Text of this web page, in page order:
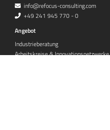
info@refocus-consulting.com
+49 241 945 770 - 0
Angebot
Industrieberatung
Arbeitskreise & Innovationsnetzwerke